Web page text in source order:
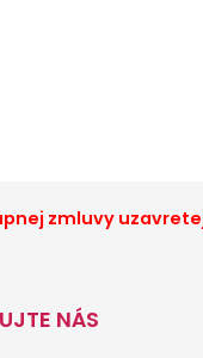
zmluvy
NÁS